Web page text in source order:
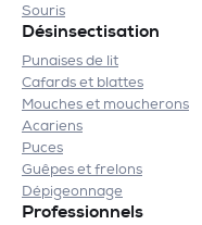
Souris
Désinsectisation
Punaises de lit
Cafards et blattes
Mouches et moucherons
Acariens
Puces
Guêpes et frelons
Dépigeonnage
Professionnels